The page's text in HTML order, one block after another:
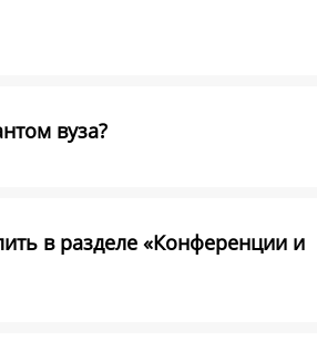
вуза?
в разделе «Конференции и